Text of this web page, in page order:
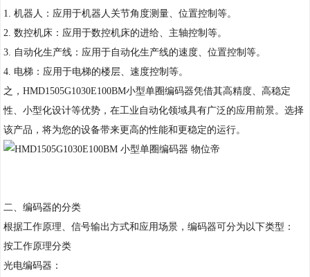
1. 机器人：应用于机器人关节角度测量、位置控制等。
2. 数控机床：应用于数控机床的进给、主轴控制等。
3. 自动化生产线：应用于自动化生产线的速度、位置控制等。
4. 电梯：应用于电梯的楼层、速度控制等。
之，HMD1505G1030E100BM小型单圈编码器凭借其高精度、高稳定
性、小型化设计等优势，在工业自动化领域具有广泛的应用前景。选择
该产品，将为您的设备带来更高的性能和更稳定的运行。
二、编码器的分类
根据工作原理、信号输出方式和应用场景，编码器可分为以下类型：
按工作原理分类
光电编码器：